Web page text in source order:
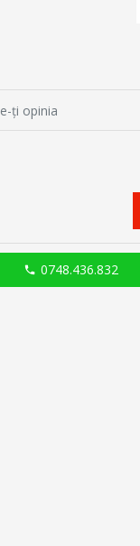
ţi opinia
0748.436.832